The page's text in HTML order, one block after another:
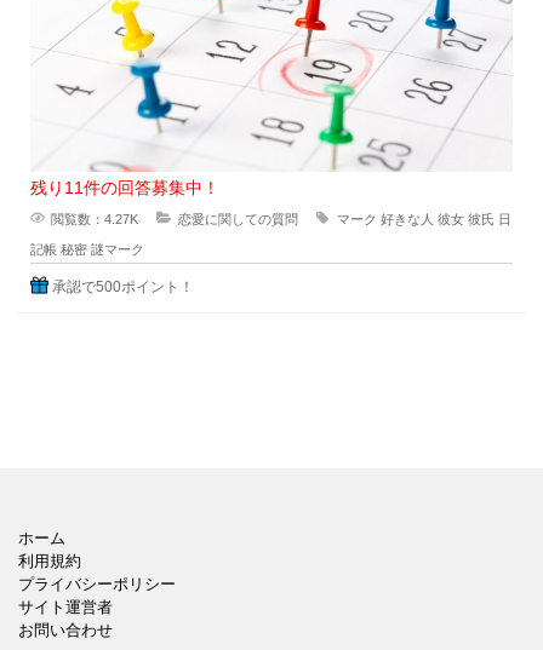
残り11件の回答募集中！
閲覧数：4.27K 恋愛に関しての質問 マーク 好きな人 彼女 彼氏 日
記帳 秘密 謎マーク
承認で500ポイント！
ホーム
利用規約
プライバシーポリシー
サイト運営者
お問い合わせ